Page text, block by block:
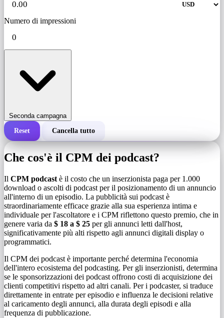
Numero di impressioni
Seconda campagna
Costo totale di una campagna
Numero di impressioni
Reset Cancella tutto
Che cos'è il CPM dei podcast?
Il CPM podcast è il costo che un inserzionista paga per 1.000
download o ascolti di podcast per il posizionamento di un annuncio
all'interno di un episodio. La pubblicità sui podcast è
straordinariamente efficace grazie alla sua esperienza intima e
individuale per l'ascoltatore e i CPM riflettono questo premio, che in
genere varia da $ 18 a $ 25 per gli annunci letti dall'host,
significativamente più alti rispetto agli annunci digitali display o
programmatici.
Il CPM dei podcast è importante perché determina l'economia
dell'intero ecosistema del podcasting. Per gli inserzionisti, determina
se le sponsorizzazioni dei podcast offrono costi di acquisizione dei
clienti competitivi rispetto ad altri canali. Per i podcaster, si traduce
direttamente in entrate per episodio e influenza le decisioni relative
al caricamento degli annunci, alla durata degli episodi e alla
frequenza di pubblicazione.